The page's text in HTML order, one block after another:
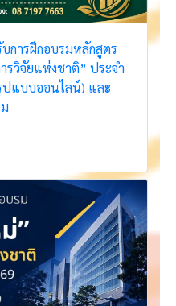
การฝึกอบรมหลักสูตร
วิจัยแห่งชาติ” ประจำ
แบบออนไลน์) และ